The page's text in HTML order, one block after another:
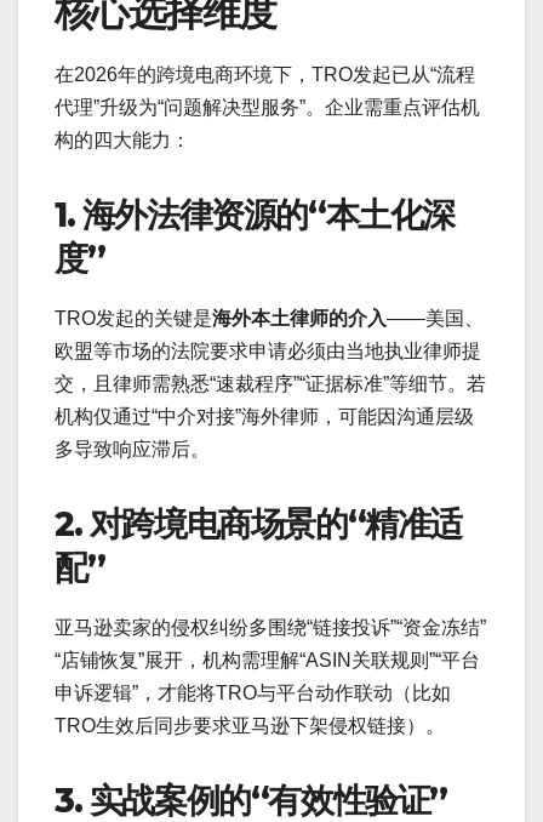
核心选择维度
在2026年的跨境电商环境下，TRO发起已从“流程
代理”升级为“问题解决型服务”。企业需重点评估机
构的四大能力：
1. 海外法律资源的“本土化深
度”
TRO发起的关键是海外本土律师的介入——美国、
欧盟等市场的法院要求申请必须由当地执业律师提
交，且律师需熟悉“速裁程序”“证据标准”等细节。若
机构仅通过“中介对接”海外律师，可能因沟通层级
多导致响应滞后。
2. 对跨境电商场景的“精准适
配”
亚马逊卖家的侵权纠纷多围绕“链接投诉”“资金冻结”
“店铺恢复”展开，机构需理解“ASIN关联规则”“平台
申诉逻辑”，才能将TRO与平台动作联动（比如
TRO生效后同步要求亚马逊下架侵权链接）。
3. 实战案例的“有效性验证”